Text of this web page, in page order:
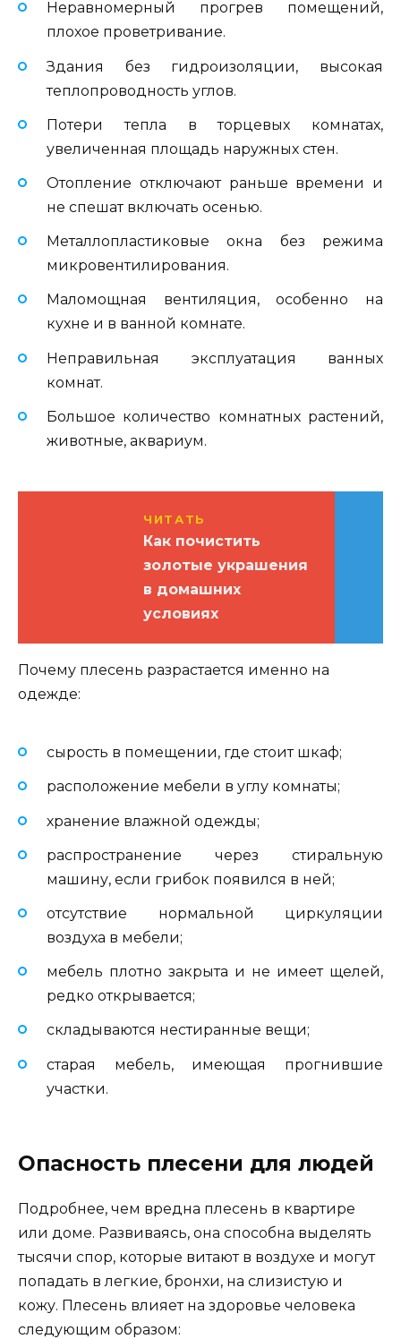
Неравномерный прогрев помещений,
плохое проветривание.
Здания без гидроизоляции, высокая
теплопроводность углов.
Потери тепла в торцевых комнатах,
увеличенная площадь наружных стен.
Отопление отключают раньше времени и
не спешат включать осенью.
Металлопластиковые окна без режима
микровентилирования.
Маломощная вентиляция, особенно на
кухне и в ванной комнате.
Неправильная эксплуатация ванных
комнат.
Большое количество комнатных растений,
животные, аквариум.
ЧИТАТЬ
Как почистить
золотые украшения
в домашних
условиях
Почему плесень разрастается именно на
одежде:
сырость в помещении, где стоит шкаф;
расположение мебели в углу комнаты;
хранение влажной одежды;
распространение через стиральную
машину, если грибок появился в ней;
отсутствие нормальной циркуляции
воздуха в мебели;
мебель плотно закрыта и не имеет щелей,
редко открывается;
складываются нестиранные вещи;
старая мебель, имеющая прогнившие
участки.
Опасность плесени для людей
Подробнее, чем вредна плесень в квартире
или доме. Развиваясь, она способна выделять
тысячи спор, которые витают в воздухе и могут
попадать в легкие, бронхи, на слизистую и
кожу. Плесень влияет на здоровье человека
следующим образом: